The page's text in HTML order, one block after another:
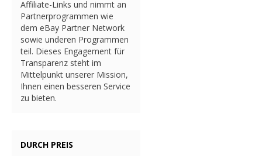
Affiliate-Links und nimmt an
Partnerprogrammen wie
dem eBay Partner Network
sowie underen Programmen
teil. Dieses Engagement für
Transparenz steht im
Mittelpunkt unserer Mission,
Ihnen einen besseren Service
zu bieten.
DURCH PREIS